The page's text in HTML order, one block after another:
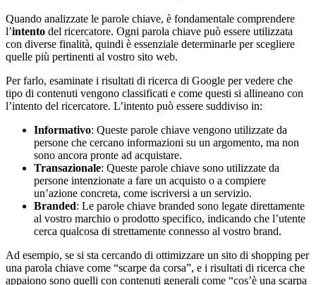
Quando analizzate le parole chiave, è fondamentale comprendere
l’intento del ricercatore. Ogni parola chiave può essere utilizzata
con diverse finalità, quindi è essenziale determinarle per scegliere
quelle più pertinenti al vostro sito web.
Per farlo, esaminate i risultati di ricerca di Google per vedere che
tipo di contenuti vengono classificati e come questi si allineano con
l’intento del ricercatore. L’intento può essere suddiviso in:
Informativo: Queste parole chiave vengono utilizzate da
persone che cercano informazioni su un argomento, ma non
sono ancora pronte ad acquistare.
Transazionale: Queste parole chiave sono utilizzate da
persone intenzionate a fare un acquisto o a compiere
un’azione concreta, come iscriversi a un servizio.
Branded: Le parole chiave branded sono legate direttamente
al vostro marchio o prodotto specifico, indicando che l’utente
cerca qualcosa di strettamente connesso al vostro brand.
Ad esempio, se si sta cercando di ottimizzare un sito di shopping per
una parola chiave come “scarpe da corsa”, e i risultati di ricerca che
appaiono sono quelli con contenuti generali come “cos’è una scarpa